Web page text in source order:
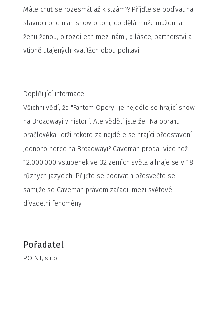
Máte chuť se rozesmát až k slzám?? Přijďte se podívat na
slavnou one man show o tom, co dělá muže mužem a
ženu ženou, o rozdílech mezi námi, o lásce, partnerství a
vtipně utajených kvalitách obou pohlaví.
Doplňující informace
Všichni vědí, že "Fantom Opery" je nejdéle se hrající show
na Broadwayi v historii. Ale věděli jste že "Na obranu
pračlověka" drží rekord za nejdéle se hrající představení
jednoho herce na Broadwayi? Caveman prodal více než
12.000.000 vstupenek ve 32 zemích světa a hraje se v 18
různých jazycích. Přijďte se podívat a přesvečte se
sami,že se Caveman právem zařadil mezi světové
divadelní fenomény.
Pořadatel
POINT, s.r.o.